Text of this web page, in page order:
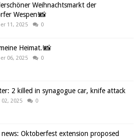
Weihnachtsmarkt der
Wespen!📸
11, 2025 0
Heimat.!📸
06, 2025 0
2 killed in synagogue car, knife attack
2025 0
news: Oktoberfest extension proposed